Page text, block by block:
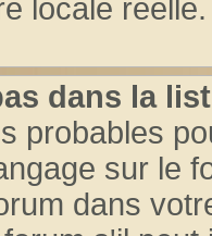
locale réelle.
dans la
probables
sur le
dans